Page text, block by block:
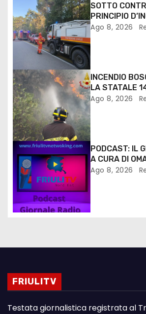
SOTTO
PRINCIPIO
PINETA DI
Ago 8, 2026
INCENDIO
LA STATALE
MONFALCONE
Ago 8, 2026
PODCAST: IL
A CURA DI
Ago 8, 2026
FRIULITV
Testata giornalistica registrata al